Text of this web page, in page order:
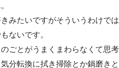
みたいですがそういうわけでは
ないです。
ごとがうまくまわらなくて思考
分転換に拭き掃除とか鍋磨きと